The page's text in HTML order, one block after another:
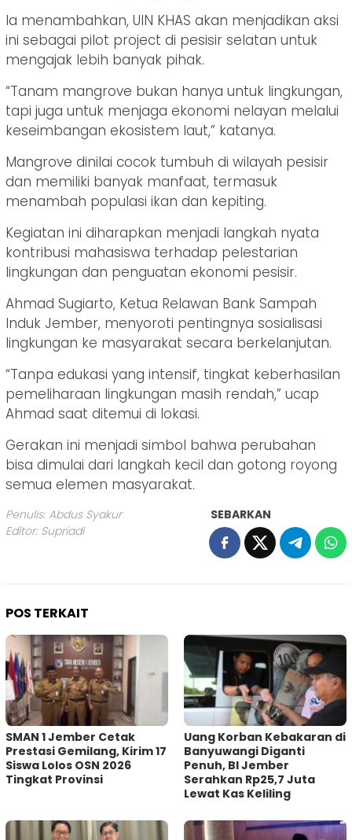
Ia menambahkan, UIN KHAS akan menjadikan aksi
ini sebagai pilot project di pesisir selatan untuk
mengajak lebih banyak pihak.
“Tanam mangrove bukan hanya untuk lingkungan,
tapi juga untuk menjaga ekonomi nelayan melalui
keseimbangan ekosistem laut,” katanya.
Mangrove dinilai cocok tumbuh di wilayah pesisir
dan memiliki banyak manfaat, termasuk
menambah populasi ikan dan kepiting.
Kegiatan ini diharapkan menjadi langkah nyata
kontribusi mahasiswa terhadap pelestarian
lingkungan dan penguatan ekonomi pesisir.
Ahmad Sugiarto, Ketua Relawan Bank Sampah
Induk Jember, menyoroti pentingnya sosialisasi
lingkungan ke masyarakat secara berkelanjutan.
“Tanpa edukasi yang intensif, tingkat keberhasilan
pemeliharaan lingkungan masih rendah,” ucap
Ahmad saat ditemui di lokasi.
Gerakan ini menjadi simbol bahwa perubahan
bisa dimulai dari langkah kecil dan gotong royong
semua elemen masyarakat.
Penulis: Abdus Syakur
Editor: Supriadi
SEBARKAN
POS TERKAIT
SMAN 1 Jember Cetak
Prestasi Gemilang, Kirim 17
Siswa Lolos OSN 2026
Tingkat Provinsi
Uang Korban Kebakaran di
Banyuwangi Diganti
Penuh, BI Jember
Serahkan Rp25,7 Juta
Lewat Kas Keliling